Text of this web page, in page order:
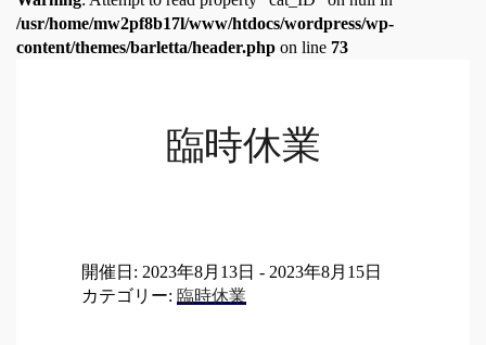
/usr/home/mw2pf8b17l/www/htdocs/wordpress/wp-
content/themes/barletta/header.php on line 73
臨時休業
開催日: 2023年8月13日 - 2023年8月15日
カテゴリー: 臨時休業